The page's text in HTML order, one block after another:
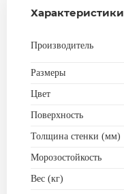
Характеристики
Производитель
Размеры
Цвет
Поверхность
Толщина стенки (мм)
Морозостойкость
Вес (кг)